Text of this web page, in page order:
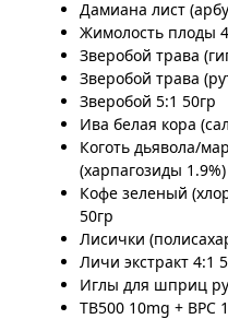
Дамиана лист
Жимолость плоды
Зверобой трава
Зверобой трава
Зверобой 5:1 50гр
Ива белая кора
Коготь дьявола/
(харпагозиды
Кофе зеленый
50гр
Лисички
Личи экстракт 4:1
Иглы для шприц
TB500 10mg + BPC